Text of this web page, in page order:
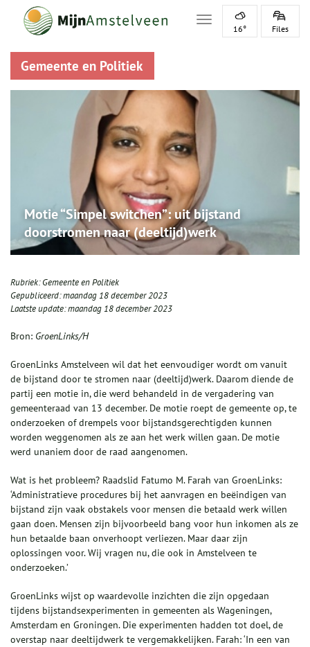
Toggle navigation
16° Files
Gemeente en Politiek
Motie “Simpel switchen”: uit bijstand
doorstromen naar (deeltijd)werk
Rubriek:Gemeente en Politiek
Gepubliceerd:maandag 18 december 2023
Laatste update:maandag 18 december 2023
Bron: GroenLinks/H
GroenLinks Amstelveen wil dat het eenvoudiger wordt om vanuit
de bijstand door te stromen naar (deeltijd)werk. Daarom diende de
partij een motie in, die werd behandeld in de vergadering van
gemeenteraad van 13 december. De motie roept de gemeente op, te
onderzoeken of drempels voor bijstandsgerechtigden kunnen
worden weggenomen als ze aan het werk willen gaan. De motie
werd unaniem door de raad aangenomen.
Wat is het probleem? Raadslid Fatumo M. Farah van GroenLinks:
‘Administratieve procedures bij het aanvragen en beëindigen van
bijstand zijn vaak obstakels voor mensen die betaald werk willen
gaan doen. Mensen zijn bijvoorbeeld bang voor hun inkomen als ze
hun betaalde baan onverhoopt verliezen. Maar daar zijn
oplossingen voor. Wij vragen nu, die ook in Amstelveen te
onderzoeken.’
GroenLinks wijst op waardevolle inzichten die zijn opgedaan
tijdens bijstandsexperimenten in gemeenten als Wageningen,
Amsterdam en Groningen. Die experimenten hadden tot doel, de
overstap naar deeltijdwerk te vergemakkelijken. Farah: ‘In een van